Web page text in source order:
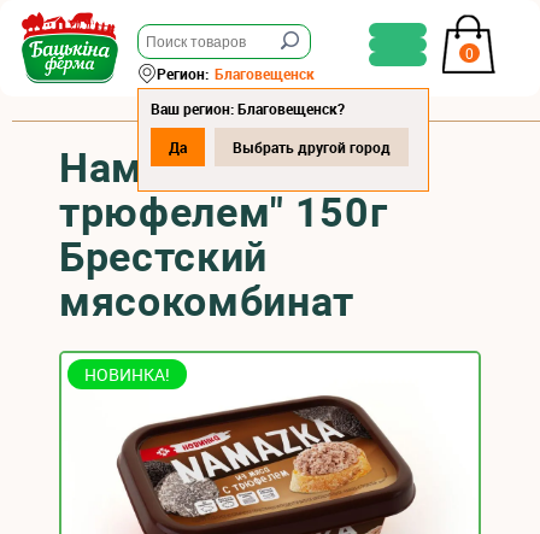
0
Регион: Благовещенск
Ваш регион: Благовещенск?
Да
Выбрать другой город
Намазка "С
трюфелем" 150г
Брестский
мясокомбинат
НОВИНКА!